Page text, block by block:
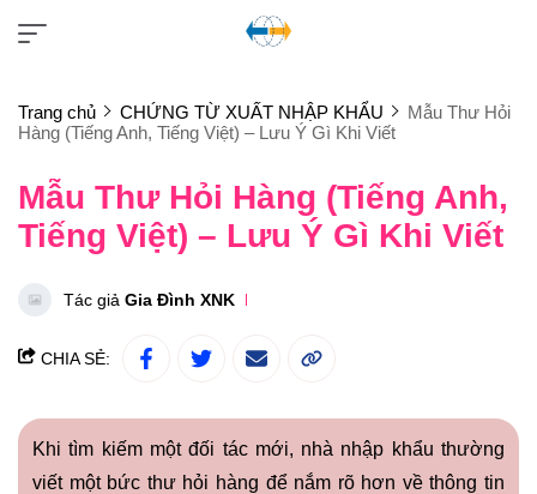
Trang chủ CHỨNG TỪ XUẤT NHẬP KHẨU
Mẫu Thư Hỏi
Hàng (Tiếng Anh, Tiếng Việt) – Lưu Ý Gì Khi Viết
Mẫu Thư Hỏi Hàng (Tiếng Anh,
Tiếng Việt) – Lưu Ý Gì Khi Viết
Tác giả Gia Đình XNK
CHIA SẺ:
Khi tìm kiếm một đối tác mới, nhà nhập khẩu thường
viết một bức thư hỏi hàng để nắm rõ hơn về thông tin